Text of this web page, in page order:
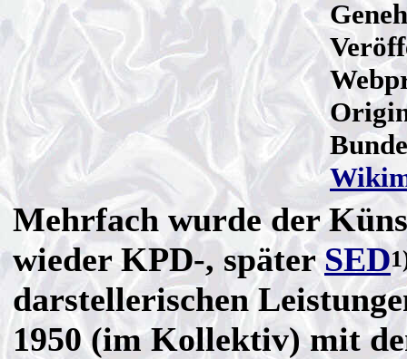
Mehrfach wurde der
wieder KPD-, späterSED
darstellerischen
1950 (im Kollektiv) mit